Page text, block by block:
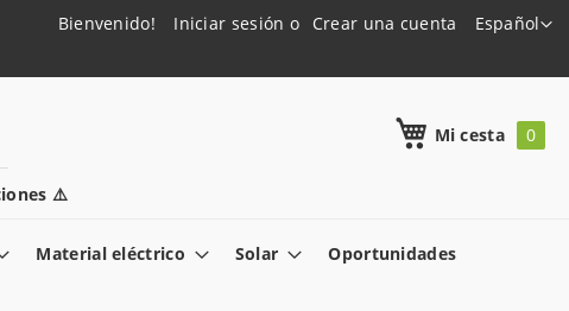
Lenguaje
Español
Bienvenido! Iniciar sesión Crear una cuenta
⚠️
Mi cesta
Material eléctrico Solar Oportunidades